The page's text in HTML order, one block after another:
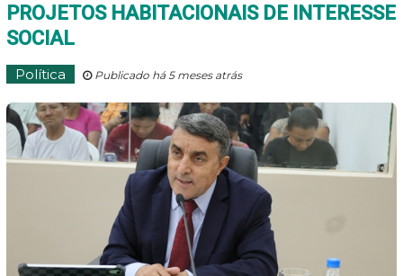
PROJETOS HABITACIONAIS DE INTERESSE
SOCIAL
Política Publicado há 5 meses atrás